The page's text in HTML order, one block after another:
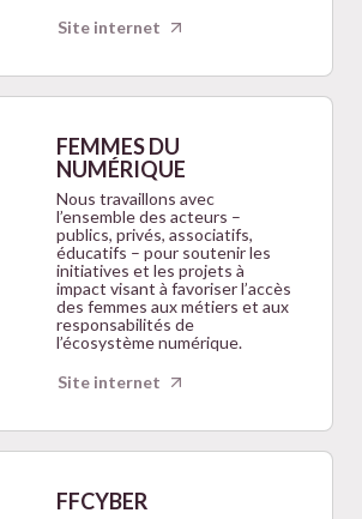
Site internet
FEMMES DU
NUMÉRIQUE
Nous travaillons avec
l’ensemble des acteurs –
publics, privés, associatifs,
éducatifs – pour soutenir les
initiatives et les projets à
impact visant à favoriser l’accès
des femmes aux métiers et aux
responsabilités de
l’écosystème numérique.
Site internet
FFCYBER